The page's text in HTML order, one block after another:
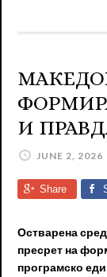
И
JUNE 2, 2026
Share
Остварена
пресрет на
програмско